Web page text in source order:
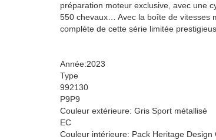
préparation moteur exclusive, avec une
550 chevaux… Avec la boîte de vitesses
complète de cette série limitée
Année:2023
Type
992130
P9P9
Couleur extérieure: Gris Sport métallisé
EC
Couleur intérieure: Pack Heritage